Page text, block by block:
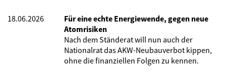
18.06.2026
Für eine echte Energiewende, gegen neue
Atomrisiken
Nach dem Ständerat will nun auch der
Nationalrat das AKW-Neubauverbot kippen,
ohne die finanziellen Folgen zu kennen.